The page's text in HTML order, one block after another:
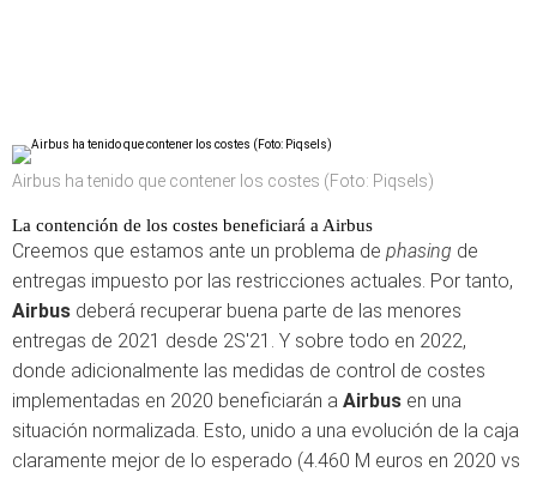
Airbus ha tenido que contener los costes (Foto: Piqsels)
La contención de los costes beneficiará a Airbus
Creemos que estamos ante un problema de phasing de
entregas impuesto por las restricciones actuales. Por tanto,
Airbus deberá recuperar buena parte de las menores
entregas de 2021 desde 2S'21. Y sobre todo en 2022,
donde adicionalmente las medidas de control de costes
implementadas en 2020 beneficiarán a Airbus en una
situación normalizada. Esto, unido a una evolución de la caja
claramente mejor de lo esperado (4.460 M euros en 2020 vs